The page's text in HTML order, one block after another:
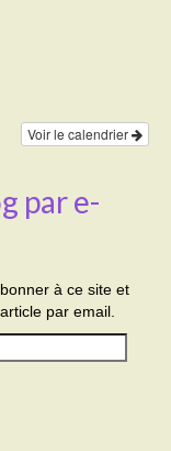
Voir le calendrier
par e-
à ce site et
par email.